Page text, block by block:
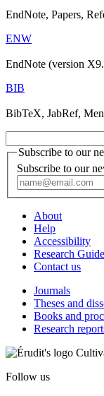
EndNote, Papers,
ENW
EndNote (version
BIB
BibTeX, JabRef,
Subscribe to our
Subscribe to our
About
Help
Accessibility
Research Guide
Contact us
Journals
Theses and
Books and
Research
Follow us